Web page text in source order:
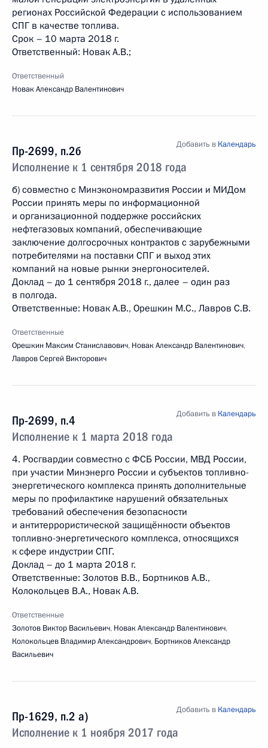
регионах Российской Федерации с использованием
СПГ в качестве топлива.
Срок – 10 марта 2018 г.
Ответственный: Новак А.В.;
Ответственный
Новак Александр Валентинович
Пр-2699, п.2б
Исполнение к 1 сентября 2018 года
Добавить в Календарь
б) совместно с Минэкономразвития России и МИДом
России принять меры по информационной
и организационной поддержке российских
нефтегазовых компаний, обеспечивающие
заключение долгосрочных контрактов с зарубежными
потребителями на поставки СПГ и выход этих
компаний на новые рынки энергоносителей.
Доклад – до 1 сентября 2018 г., далее – один раз
в полгода.
Ответственные: Новак А.В., Орешкин М.С., Лавров С.В.
Ответственные
Орешкин Максим Станиславович, Новак Александр Валентинович,
Лавров Сергей Викторович
Пр-2699, п.4
Исполнение к 1 марта 2018 года
Добавить в Календарь
4. Росгвардии совместно с ФСБ России, МВД России,
при участии Минэнерго России и субъектов топливно-
энергетического комплекса принять дополнительные
меры по профилактике нарушений обязательных
требований обеспечения безопасности
и антитеррористической защищённости объектов
топливно-энергетического комплекса, относящихся
к сфере индустрии СПГ.
Доклад – до 1 марта 2018 г.
Ответственные: Золотов В.В., Бортников А.В.,
Колокольцев В.А., Новак А.В.
Ответственные
Золотов Виктор Васильевич, Новак Александр Валентинович,
Колокольцев Владимир Александрович, Бортников Александр
Васильевич
Пр-1629, п.2 а)
Исполнение к 1 ноября 2017 года
Добавить в Календарь